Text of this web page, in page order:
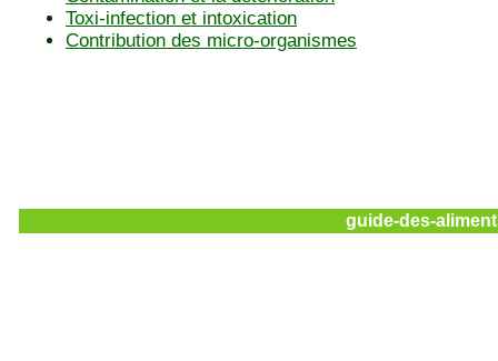
Toxi-infection et intoxication
Contribution des micro-organismes
guide-des-